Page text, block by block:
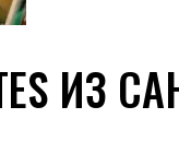
ИЗ